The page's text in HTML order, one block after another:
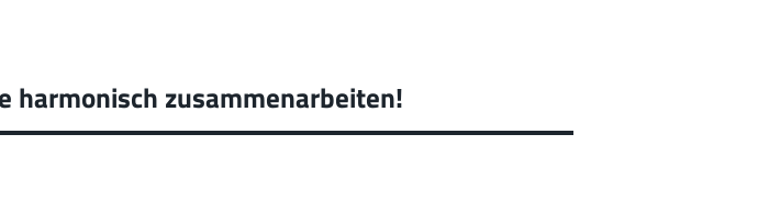
zusammenarbeiten!